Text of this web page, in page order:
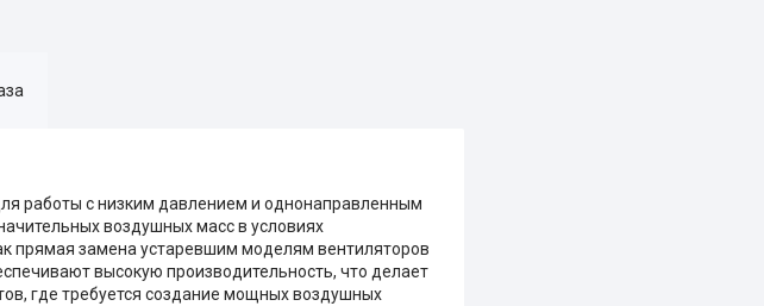
работы с низким давлением и однонаправленным
воздушных масс в условиях
прямая замена устаревшим моделям вентиляторов
высокую производительность, что делает
где требуется создание мощных воздушных